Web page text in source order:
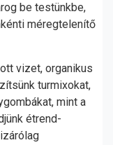
be testünkbe,
méregtelenítő
vizet, organikus
turmixokat,
mint a
étrend-